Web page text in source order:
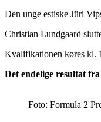
Den unge estiske Jüri
Christian Lundgaard
Kvalifikationen køres kl.
Det endelige resultat
Foto: Formula 2